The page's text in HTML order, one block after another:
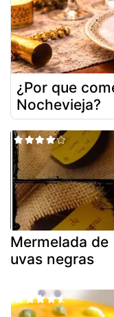
¿Por que
Nochevieja?
Mermelada de
uvas negras